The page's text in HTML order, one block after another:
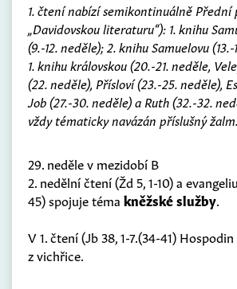
1. čtení nabízí semikontinuálně Přední
„Davidovskou literaturu“): 1. knihu
(9.-12. neděle); 2. knihu Samuelovu (13.-
1. knihu královskou (20.-21. neděle,
(22. neděle), Přísloví (23.-25. neděle),
Job (27.-30. neděle) a Ruth (32.-32.
vždy tématicky navázán příslušný žalm.
29. neděle v mezidobí B
2. nedělní čtení (Žd 5, 1-10) a
45) spojuje téma kněžské služby.
V 1. čtení (Jb 38, 1-7.(34-41)
z vichřice.